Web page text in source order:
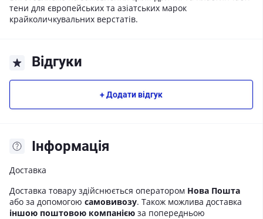
тени для європейських та азіатських марок
крайколичкувальних верстатів.
Відгуки
+ Додати відгук
Iнформація
Доставка
Доставка товару здійснюється оператором Нова Пошта
або за допомогою самовивозу. Також можлива доставка
іншою поштовою компанією за попередньою